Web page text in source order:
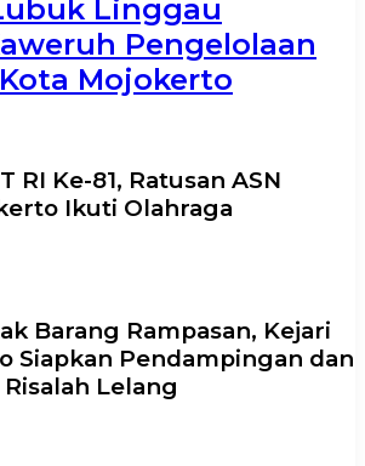
Linggau
Pengelolaan
Mojokerto
RI Ke-81, Ratusan ASN
Ikuti Olahraga
Barang Rampasan, Kejari
Siapkan Pendampingan dan
Lelang